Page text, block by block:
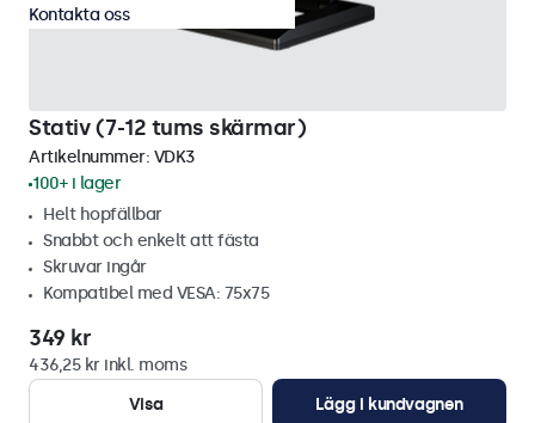
Stativ (7-12 tums skärmar)
Artikelnummer: VDK3
100+ i lager
Helt hopfällbar
Snabbt och enkelt att fästa
Skruvar ingår
Kompatibel med VESA: 75x75
349 kr
436,25 kr inkl. moms
Visa
Lägg i kundvagnen
Kontakta oss